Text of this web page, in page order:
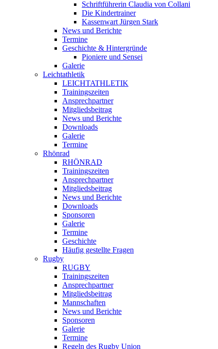
Schriftführerin Claudia von Collani
Die Kindertrainer
Kassenwart Jürgen Stark
News und Berichte
Termine
Geschichte & Hintergründe
Pioniere und Sensei
Galerie
Leichtathletik
LEICHTATHLETIK
Trainingszeiten
Ansprechpartner
Mitgliedsbeitrag
News und Berichte
Downloads
Galerie
Termine
Rhönrad
RHÖNRAD
Trainingszeiten
Ansprechpartner
Mitgliedsbeitrag
News und Berichte
Downloads
Sponsoren
Galerie
Termine
Geschichte
Häufig gestellte Fragen
Rugby
RUGBY
Trainingszeiten
Ansprechpartner
Mitgliedsbeitrag
Mannschaften
News und Berichte
Sponsoren
Galerie
Termine
Regeln des Rugby Union